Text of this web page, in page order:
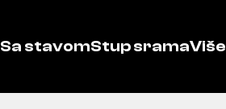
Sa stavomStup sramaViše